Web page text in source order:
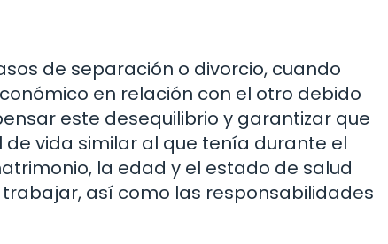
de separación o divorcio, cuando
en relación con el otro debido
este desequilibrio y garantizar que
vida similar al que tenía durante el
la edad y el estado de salud
así como las responsabilidades